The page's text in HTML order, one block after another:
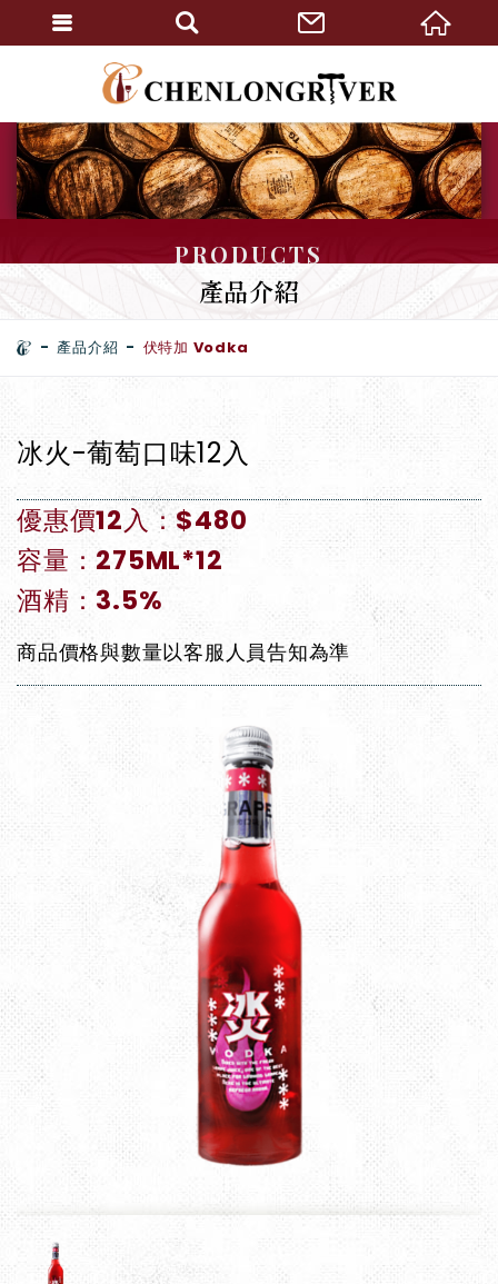
PRODUCTS
產品介紹
產品介紹 伏特加 Vodka
冰火-葡萄口味12入
優惠價12入：$480
容量：275ML*12
酒精：3.5%
商品價格與數量以客服人員告知為準